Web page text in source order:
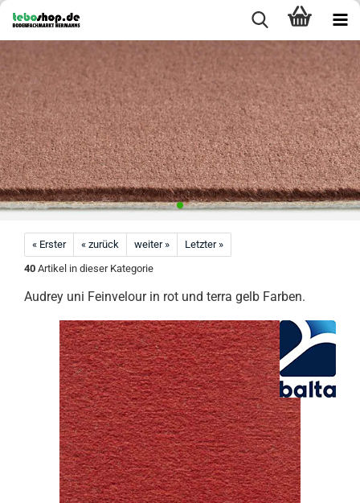
« Erster « zurück weiter »
Letzter »
40 Artikel in dieser Kategorie
Audrey uni Feinvelour in rot und terra gelb Farben.